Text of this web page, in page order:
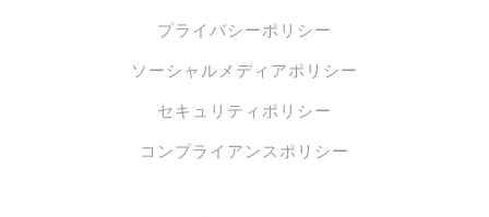
プライバシーポリシー
ソーシャルメディアポリシー
セキュリティポリシー
コンプライアンスポリシー